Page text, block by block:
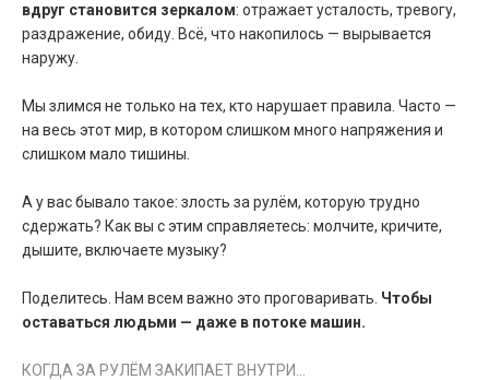
вдруг становится зеркалом: отражает усталость, тревогу,
раздражение, обиду. Всё, что накопилось — вырывается
наружу.
Мы злимся не только на тех, кто нарушает правила. Часто —
на весь этот мир, в котором слишком много напряжения и
слишком мало тишины.
А у вас бывало такое: злость за рулём, которую трудно
сдержать? Как вы с этим справляетесь: молчите, кричите,
дышите, включаете музыку?
Поделитесь. Нам всем важно это проговаривать. Чтобы
оставаться людьми — даже в потоке машин.
КОГДА ЗА РУЛЁМ ЗАКИПАЕТ ВНУТРИ…